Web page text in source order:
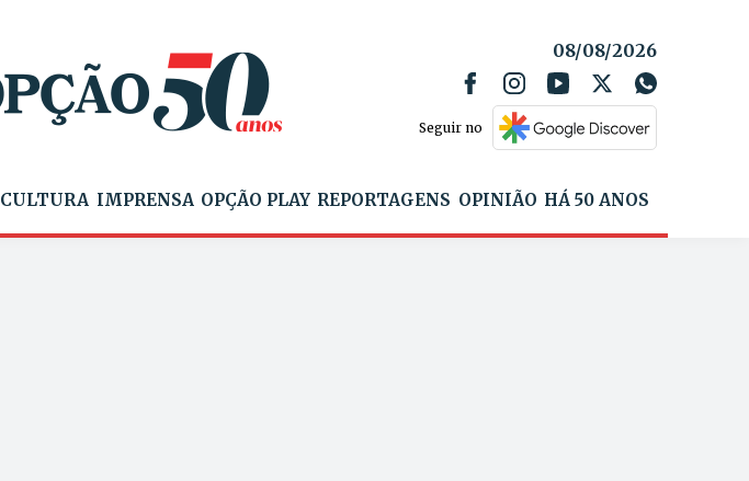
08/08/2026
Seguir no
CULTURA IMPRENSA OPÇÃO PLAY REPORTAGENS OPINIÃO HÁ 50 ANOS